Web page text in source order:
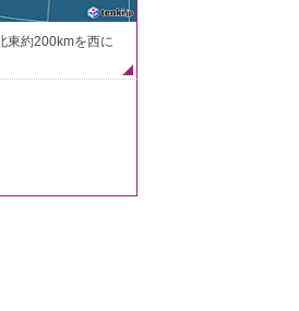
東約200kmを西に